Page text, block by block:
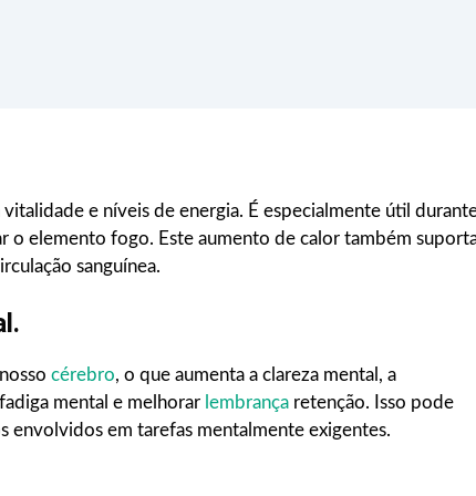
e níveis de energia. É especialmente útil
elemento fogo. Este aumento de calor também
sanguínea.
cérebro, o que aumenta a clareza mental, a
mental e melhorar lembrança retenção. Isso pode
envolvidos em tarefas mentalmente exigentes.